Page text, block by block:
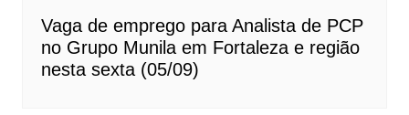
Vaga de emprego para Analista de PCP
no Grupo Munila em Fortaleza e região
nesta sexta (05/09)